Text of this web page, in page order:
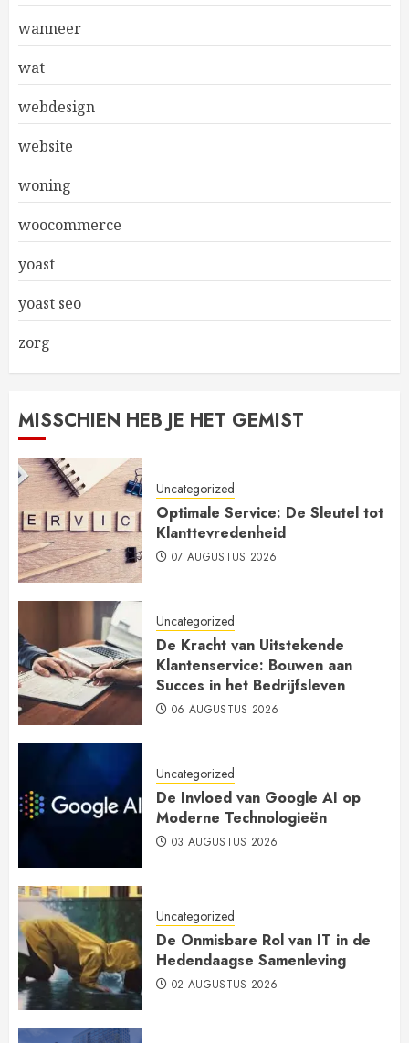
wanneer
wat
webdesign
website
woning
woocommerce
yoast
yoast seo
zorg
MISSCHIEN HEB JE HET GEMIST
Uncategorized
Optimale Service: De Sleutel tot
Klanttevredenheid
07 AUGUSTUS 2026
Uncategorized
De Kracht van Uitstekende
Klantenservice: Bouwen aan
Succes in het Bedrijfsleven
06 AUGUSTUS 2026
Uncategorized
De Invloed van Google AI op
Moderne Technologieën
03 AUGUSTUS 2026
Uncategorized
De Onmisbare Rol van IT in de
Hedendaagse Samenleving
02 AUGUSTUS 2026